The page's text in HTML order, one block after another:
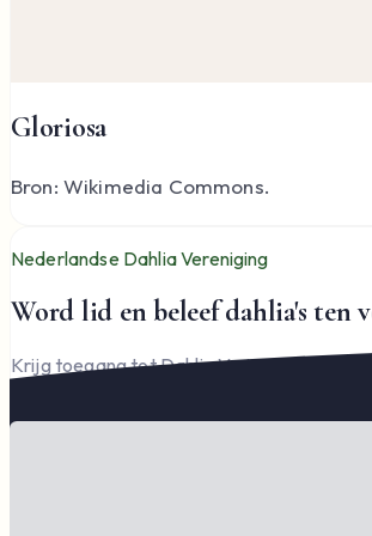
Gloriosa
Bron: Wikimedia Commons.
Nederlandse Dahlia Vereniging
Word lid en beleef dahlia's ten
Krijg toegang tot Dahlia Varia,